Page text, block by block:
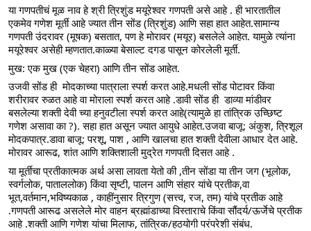
या गणपतीचं मूळ नाव हे श्री त्रिशुंड मयूरेश्वर गणपती असे आहे . ही भारतातील
एकमेव गणेश मूर्ती आहे ज्यात तीन सोंड (त्रिशुंड) आणि सहा हात आहेत.सामान्य
गणपती उंदरावर (मूषक) बसतात, पण हे मोरावर (मयूर) बसलेले आहेत. यामुळे त्यांना
मयूरेश्वर असेही म्हणतात.काळ्या बेसाल्ट दगड पासून कोरलेली मूर्ती.
मुख: एक मुख (एक चेहरा) आणि तीन सोंड आहेत.
उजवी सोंड ही  मोदकाच्या पात्राला स्पर्श करत आहे.मधली सोंड पोटावर किंवा
शरीरावर रुळत आहे वा मोराला स्पर्श करत आहे .डावी सोंड ही  डाव्या मांडीवर
बसलेल्या शक्ती देवी च्या हनुवटीला स्पर्श करत आहे(त्यामुळे हा तांत्रिक उच्छिष्ट
गणेश असावा का ?). सहा हात असून ज्यात आयुधे आहेत.उजवा बाजू: अंकुश, त्रिशूल
मोदकपात्र.डावा बाजू: परशू, पाश , आणि खालचा हात शक्ती देवीला आधार देत आहे.
मोरावर आरूढ, शांत आणि शक्तिशाली मुद्रेत गणपती दिसत आहे .
या मूर्तीचा प्रतीकात्मक अर्थ असा लावता येतो की ,तीन सोंडा या तीन जग (भूलोक,
स्वर्गलोक, पाताललोक) किंवा सृष्टी, पालन आणि संहार यांचे प्रतीक,वा
भूत,वर्तमान,भविष्यकाळ , काहींनुसार त्रिगुण (सत्त्व, रज, तम) यांचे प्रतीक आहे
.गणपती आरूढ असलेले मोर वाहन ब्रह्मांडाच्या विस्ताराचे किंवा सौंदर्य/ऊर्जेचे प्रतीक
आहे .शक्ती आणि गणेश यांचा मिलाफ, तांत्रिक/हठयोगी परंपरेशी संबंध.